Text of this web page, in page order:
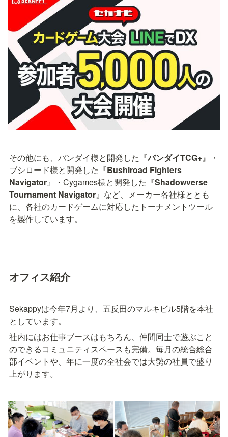
その他にも、バンダイ様と開発した『バンダイTCG+』・
ブシロード様と開発した『Bushiroad Fighters
Navigator』・Cygames様と開発した『Shadowverse
Tournament Navigator』など、メーカー各社様ととも
に、各社のカードゲームに対応したトーナメントツール
を製作しています。
オフィス紹介
Sekappyは今年7月より、五反田のマルキビル5階を本社
としています。
社内にはお仕事ブースはもちろん、仲間同士で遊ぶこと
のできるコミュニティスペースも完備。毎月の統合総合
部イベントや、年に一度の全社会では大勢の社員で盛り
上がります。